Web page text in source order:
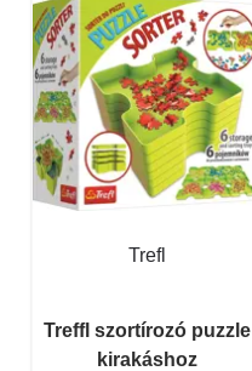
Trefl
Treffl szortírozó puzzle
kirakáshoz